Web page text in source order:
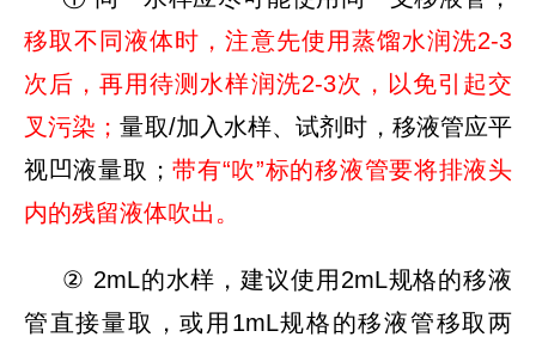
移取不同液体时，注意先使用蒸馏水润洗2-3
次后，再用待测水样润洗2-3次，以免引起交
叉污染；量取/加入水样、试剂时，移液管应平
视凹液量取； 带有“吹”标的移液管要将排液头
内的残留液体吹出。
② 2mL的水样，建议使用2mL规格的移液
管直接量取，或用1mL规格的移液管移取两